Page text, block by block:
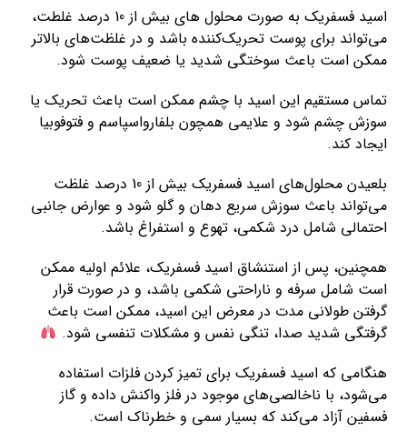
اسید فسفریک به صورت محلول های بیش از 10 درصد غلطت،
می‌تواند برای پوست تحریک‌کننده باشد و در غلظت‌های بالاتر
ممکن است باعث سوختگی شدید یا ضعیف پوست شود.
تماس مستقیم این اسید با چشم ممکن است باعث تحریک یا
سوزش چشم شود و علایمی همچون بلفارواسپاسم و فتوفوبیا
ایجاد کند.
بلعیدن محلول‌های اسید فسفریک بیش از 10 درصد غلظت
می‌تواند باعث سوزش سریع دهان و گلو شود و عوارض جانبی
احتمالی شامل درد شکمی، تهوع و استفراغ باشد.
همچنین، پس از استنشاق اسید فسفریک، علائم اولیه ممکن
است شامل سرفه و ناراحتی شکمی باشد، و در صورت قرار
گرفتن طولانی مدت در معرض این اسید، ممکن است باعث
گرفتگی شدید صدا، تنگی نفس و مشکلات تنفسی شود.
هنگامی که اسید فسفریک برای تمیز کردن فلزات استفاده
می‌شود، با ناخالصی‌های موجود در فلز واکنش داده و گاز
فسفین آزاد می‌کند که بسیار سمی و خطرناک است.